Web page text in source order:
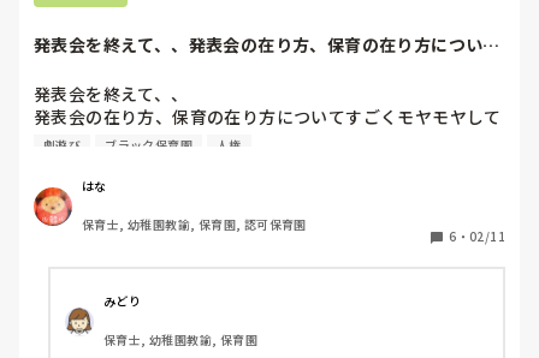
発表会を終えて、、発表会の在り方、保育の在り方について
発表会を終えて、、
発表会の在り方、保育の在り方についてすごくモヤモヤして
います。
私は長い間公立で働いていたので、私立に来て
2歳児の発表会でも、セリフがあったりとか、
台詞を言う時は前を向いて！とか声は大きく！とか。。。
生活発表会って、保育士と友達と一緒にのびのび楽しく遊ん
だり表現したりするところを見てもらうとこですよね。それ
で、大きくなったな！とかこんな心開いて笑顔で過ごしてる
んだなとか。
台詞を前向いて言うって誰のため？親？園長？
劇遊び ブラック保育園 人権
はな
保育士, 幼稚園教諭, 保育園, 認可保育園
6 ・ 02/11
みどり
保育士, 幼稚園教諭, 保育園